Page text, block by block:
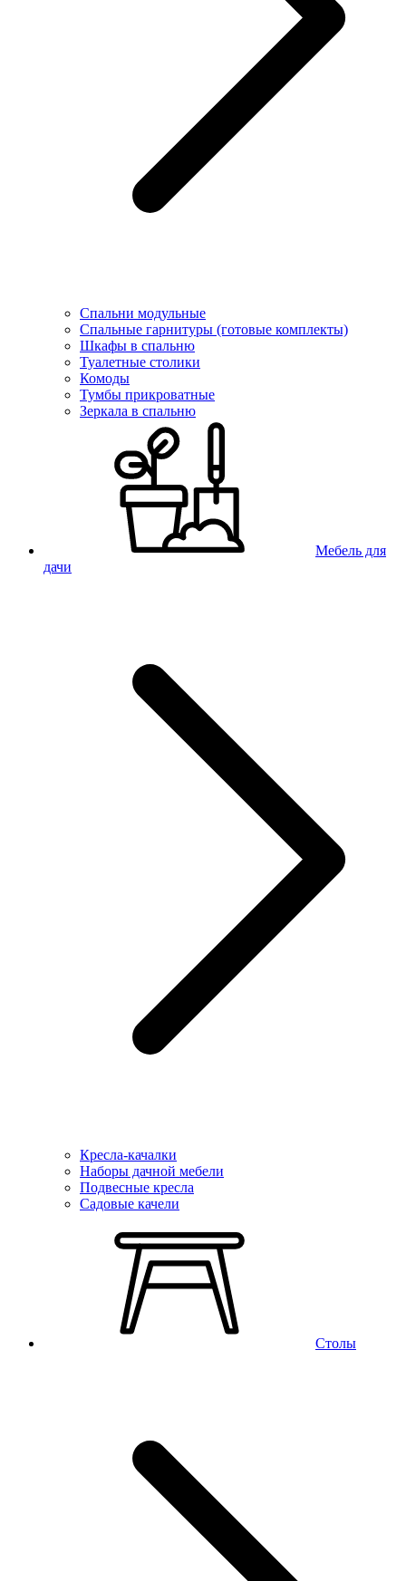
Спальни модульные
Спальные гарнитуры (готовые комплекты)
Шкафы в спальню
Туалетные столики
Комоды
Тумбы прикроватные
Зеркала в спальню
Мебель для
дачи
Кресла-качалки
Наборы дачной мебели
Подвесные кресла
Садовые качели
Столы